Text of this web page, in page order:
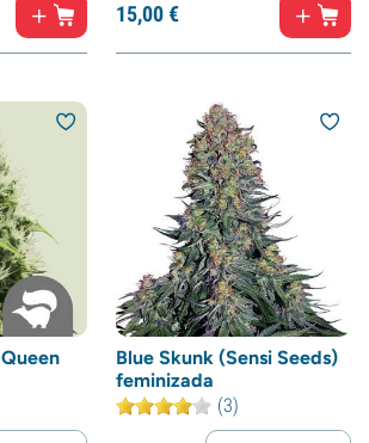
15,00€
Blue Skunk (Sensi Seeds)
feminizada
(3)